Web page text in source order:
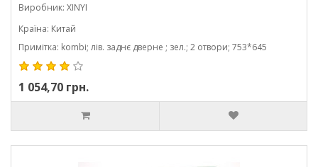
Виробник: XINYI
Країна: Китай
Примітка: kombi; лів. заднє дверне ; зел.; 2 отвори; 753*645
1 054,70 грн.